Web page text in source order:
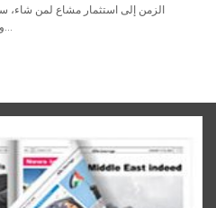
الزمن إلى استثمار مشاع لمن
ومعممين ومناضلين ومثقفين ومتمولين...